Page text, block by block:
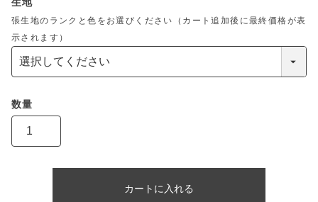
張生地のランクと色をお選びください（カート追加後に最終価格が表
示されます）
カートに入れる